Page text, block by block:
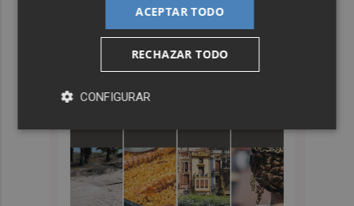
ACEPTAR TODO
RECHAZAR TODO
CONFIGURAR